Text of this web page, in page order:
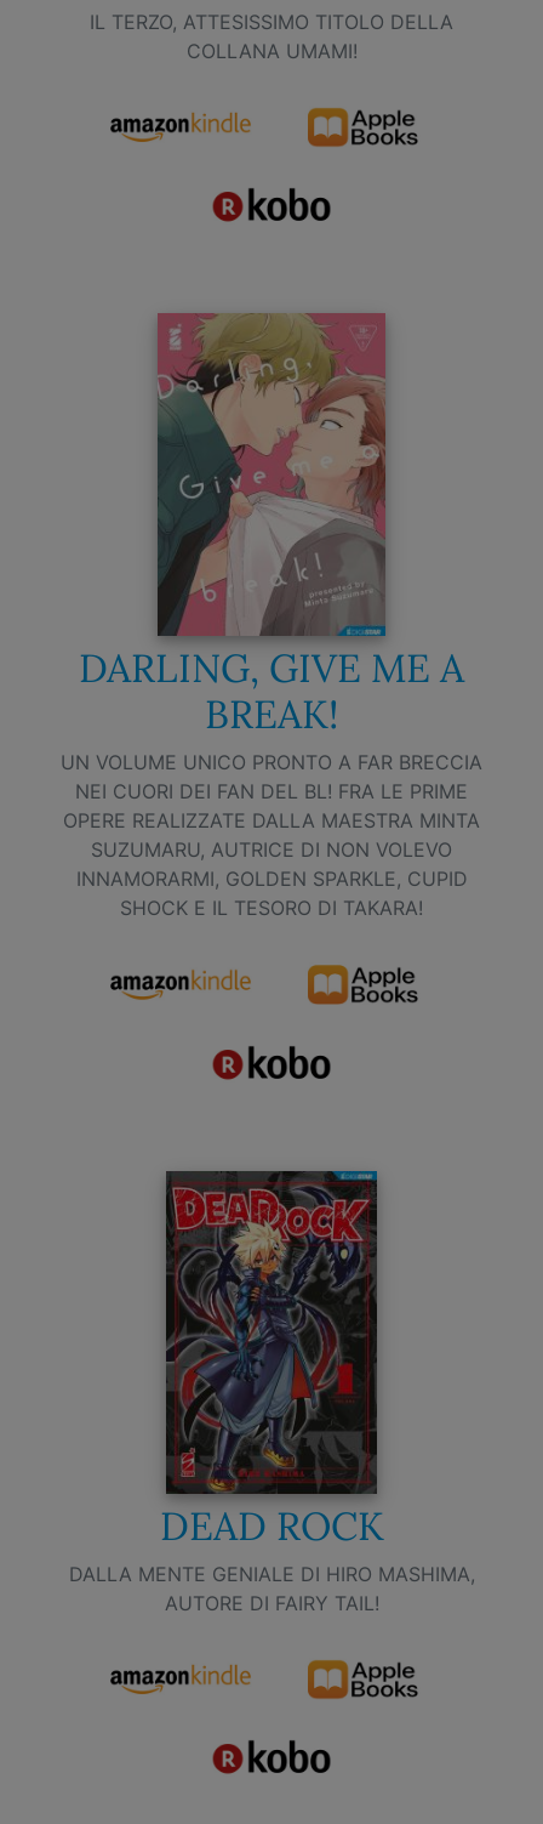
IL TERZO, ATTESISSIMO TITOLO DELLA
COLLANA UMAMI!
DARLING, GIVE ME A
BREAK!
UN VOLUME UNICO PRONTO A FAR BRECCIA
NEI CUORI DEI FAN DEL BL! FRA LE PRIME
OPERE REALIZZATE DALLA MAESTRA MINTA
SUZUMARU, AUTRICE DI NON VOLEVO
INNAMORARMI, GOLDEN SPARKLE, CUPID
SHOCK E IL TESORO DI TAKARA!
DEAD ROCK
DALLA MENTE GENIALE DI HIRO MASHIMA,
AUTORE DI FAIRY TAIL!